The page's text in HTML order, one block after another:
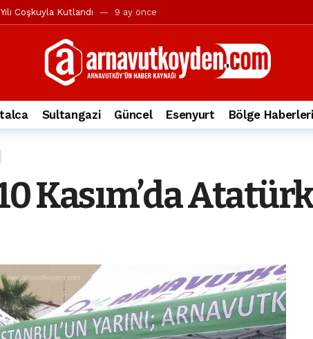
Coşkuyla Kutlandı 9 ay önce
ve Mustafa Candaroğlu’na yönelik suçlamalar 10 ay önce
344.868’e ulaştı 1 yıl önce
otomobil alev alev yandı. 2 yıl önce
protesto gösterisi düzenledi 2 yıl önce
üzerine devrildi
taksideki yolcu öldü 3 yıl önce
tepkisi 3 yıl önce
Sultangazi Güncel Esenyurt Bölge Haberleri
Kasım’da